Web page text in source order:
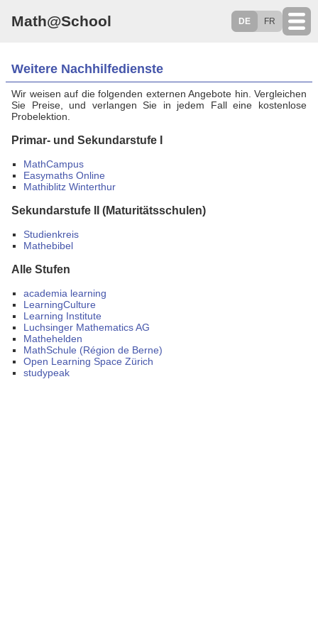
Weitere Nachhilfedienste
Wir weisen auf die folgenden externen Angebote hin. Vergleichen
Sie Preise, und verlangen Sie in jedem Fall eine kostenlose
Probelektion.
Primar- und Sekundarstufe I
MathCampus
Easymaths Online
Mathiblitz Winterthur
Sekundarstufe II (Maturitätsschulen)
Studienkreis
Mathebibel
Alle Stufen
academia learning
LearningCulture
Learning Institute
Luchsinger Mathematics AG
Mathehelden
MathSchule (Région de Berne)
Open Learning Space Zürich
studypeak
Math@School DE FR